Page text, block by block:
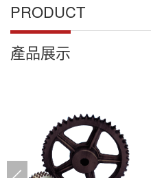
PRODUCT
產品展示